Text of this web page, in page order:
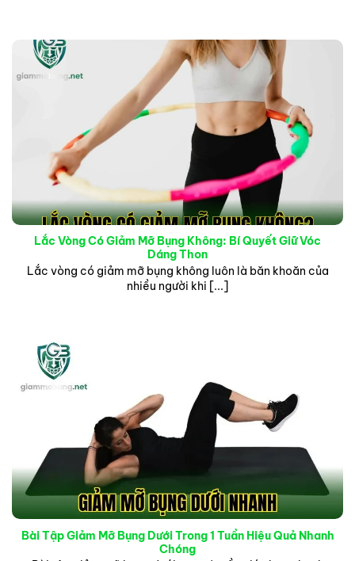
Lắc Vòng Có Giảm Mỡ Bụng Không: Bí Quyết Giữ Vóc
Dáng Thon
Lắc vòng có giảm mỡ bụng không luôn là băn khoăn của
nhiều người khi [...]
Bài Tập Giảm Mỡ Bụng Dưới Trong 1 Tuần Hiệu Quả Nhanh
Chóng